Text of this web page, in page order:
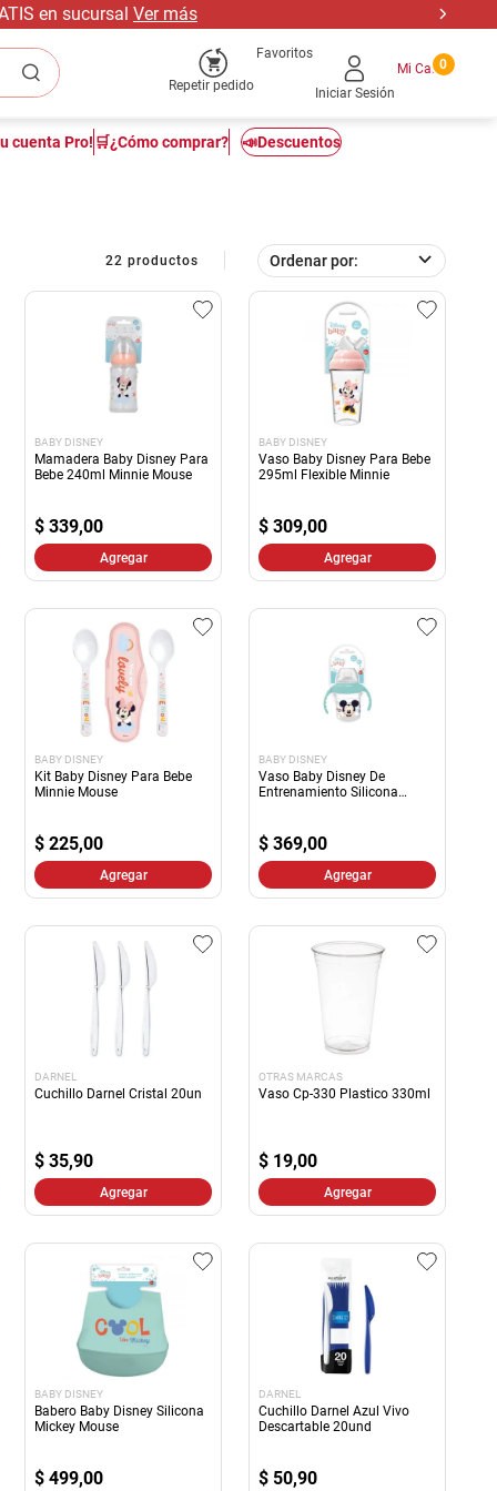
en sucursal Ver más
Repetir pedido
Favoritos
Iniciar Sesión
0
cuenta Pro! 🛒¿Cómo comprar? 📣Descuentos
22 productos Ordenar por
BABY DISNEY
Mamadera Baby Disney Para
Bebe 240ml Minnie Mouse
$ 339,00
Agregar
BABY DISNEY
Vaso Baby Disney Para Bebe
295ml Flexible Minnie
$ 309,00
Agregar
BABY DISNEY
Kit Baby Disney Para Bebe
Minnie Mouse
$ 225,00
Agregar
BABY DISNEY
Vaso Baby Disney De
Entrenamiento Silicona
$ 369,00
Agregar
DARNEL
Cuchillo Darnel Cristal 20un
$ 35,90
Agregar
OTRAS MARCAS
Vaso Cp-330 Plastico 330ml
$ 19,00
Agregar
BABY DISNEY
Babero Baby Disney Silicona
Mickey Mouse
$ 499,00
DARNEL
Cuchillo Darnel Azul Vivo
Descartable 20und
$ 50,90